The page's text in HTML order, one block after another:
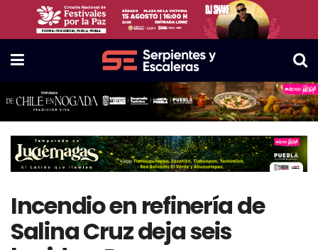
Incendio en refinería de
Salina Cruz deja seis